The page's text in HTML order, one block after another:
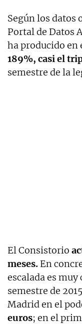
Según los datos
Portal de Datos
ha producido en
189%, casi el
semestre de la
El Consistorio
meses. En
escalada es
semestre de
Madrid en el
euros; en el